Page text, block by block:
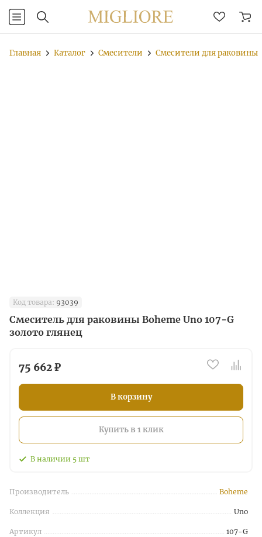
Главная Каталог Смесители Смесители для раковины
Код товара: 93039
Смеситель для раковины Boheme Uno 107-G
золото глянец
75 662 ₽
В корзину
Купить в 1 клик
В наличии 5 шт
Производитель Boheme
Коллекция Uno
Артикул 107-G